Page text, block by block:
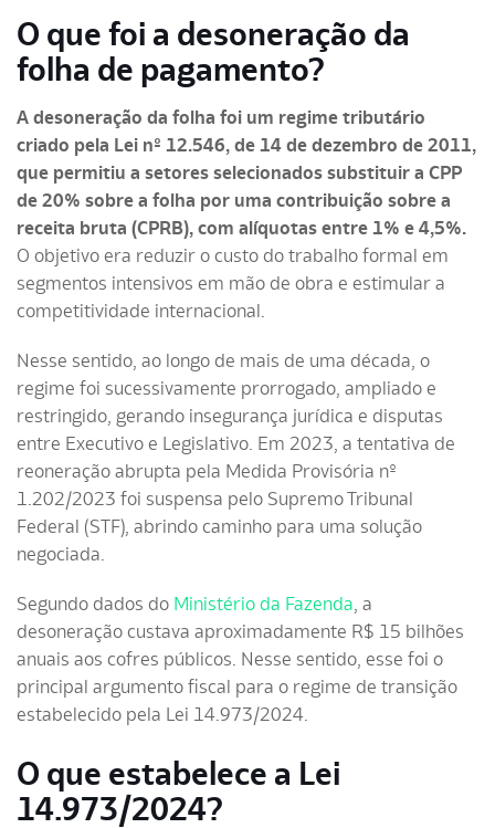
O que foi a desoneração da
folha de pagamento?
A desoneração da folha foi um regime tributário
criado pela Lei nº 12.546, de 14 de dezembro de 2011,
que permitiu a setores selecionados substituir a CPP
de 20% sobre a folha por uma contribuição sobre a
receita bruta (CPRB), com alíquotas entre 1% e 4,5%.
O objetivo era reduzir o custo do trabalho formal em
segmentos intensivos em mão de obra e estimular a
competitividade internacional.
Nesse sentido, ao longo de mais de uma década, o
regime foi sucessivamente prorrogado, ampliado e
restringido, gerando insegurança jurídica e disputas
entre Executivo e Legislativo. Em 2023, a tentativa de
reoneração abrupta pela Medida Provisória nº
1.202/2023 foi suspensa pelo Supremo Tribunal
Federal (STF), abrindo caminho para uma solução
negociada.
Segundo dados do Ministério da Fazenda, a
desoneração custava aproximadamente R$ 15 bilhões
anuais aos cofres públicos. Nesse sentido, esse foi o
principal argumento fiscal para o regime de transição
estabelecido pela Lei 14.973/2024.
O que estabelece a Lei
14.973/2024?